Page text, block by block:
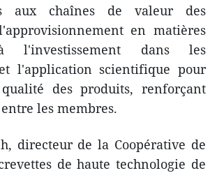
aux chaînes de valeur des
en matières
l'investissement dans les
l'application scientifique pour
des produits, renforçant
les membres.
directeur de la Coopérative de
de haute technologie de